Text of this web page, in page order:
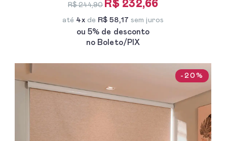
R$ 244,90 R$ 232,66
até 4xde R$ 58,17 sem juros
ou 5% de desconto
no Boleto/PIX
-20%